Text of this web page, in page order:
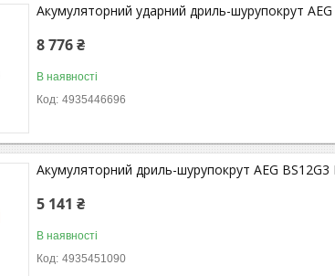
Акумуляторний ударний дриль-шурупокрут
8 776 ₴
В наявності
4935446696
Акумуляторний дриль-шурупокрут AEG BS12G3
5 141 ₴
В наявності
4935451090